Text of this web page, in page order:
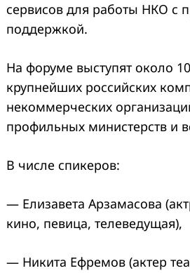
сервисов для работы НКО с
поддержкой.
На форуме выступят около
крупнейших российских
некоммерческих
профильных министерств и
В числе спикеров:
— Елизавета Арзамасова
кино, певица, телеведущая),
— Никита Ефремов (актер